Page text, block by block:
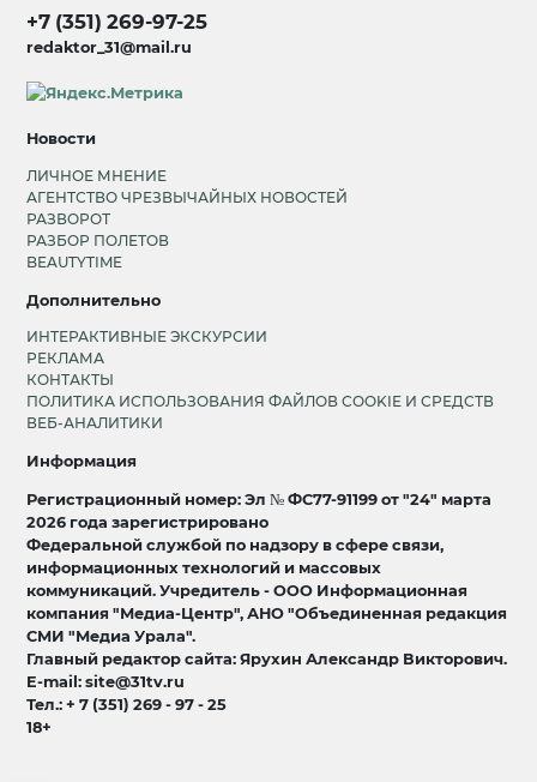
+7 (351) 269-97-25
redaktor_31@mail.ru
Новости
ЛИЧНОЕ МНЕНИЕ
АГЕНТСТВО ЧРЕЗВЫЧАЙНЫХ НОВОСТЕЙ
РАЗВОРОТ
РАЗБОР ПОЛЕТОВ
BEAUTYTIME
Дополнительно
ИНТЕРАКТИВНЫЕ ЭКСКУРСИИ
РЕКЛАМА
КОНТАКТЫ
ПОЛИТИКА ИСПОЛЬЗОВАНИЯ ФАЙЛОВ COOKIE И СРЕДСТВ
ВЕБ-АНАЛИТИКИ
Информация
Регистрационный номер: Эл № ФС77-91199 от "24" марта
2026 года зарегистрировано
Федеральной службой по надзору в сфере связи,
информационных технологий и массовых
коммуникаций. Учредитель - ООО Информационная
компания "Медиа-Центр", АНО "Объединенная редакция
СМИ "Медиа Урала".
Главный редактор сайта: Ярухин Александр Викторович.
E-mail: site@31tv.ru
Тел.: + 7 (351) 269 - 97 - 25
18+